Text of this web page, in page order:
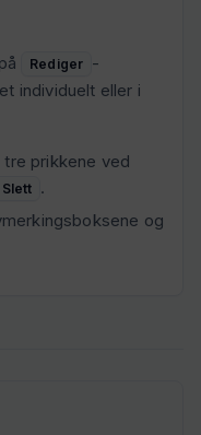
Rediger -
individuelt eller i
tre prikkene ved
Slett .
og